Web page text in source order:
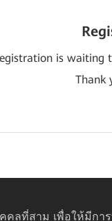
is waiting
Thank
คลที่สาม เพื่อให้มีกา